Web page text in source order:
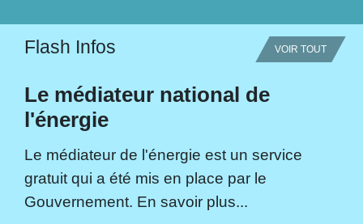
Flash Infos VOIR TOUT
Le médiateur national de
l'énergie
Le médiateur de l'énergie est un service
gratuit qui a été mis en place par le
Gouvernement. En savoir plus...